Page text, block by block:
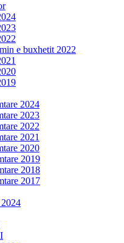
e buxhetit 2022
2024
2023
2022
2021
2020
2019
2018
2017